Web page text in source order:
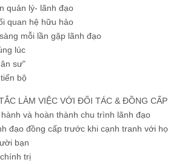
quản lý- lãnh đạo
quan hệ hữu hảo
mỗi lần gặp lãnh đạo
lúc
sư"
bộ
LÀM VIỆC VỚI ĐỐI TÁC & ĐỒNG CẤP
hành và hoàn thành chu trình lãnh đạo
đạo đồng cấp trước khi cạnh tranh với họ
bạn
trị